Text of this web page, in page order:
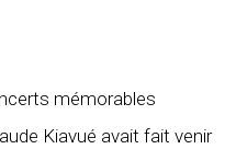
mémorables
Kiavué avait fait venir